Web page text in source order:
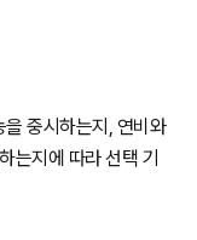
중시하는지, 연비와
는지에 따라 선택 기